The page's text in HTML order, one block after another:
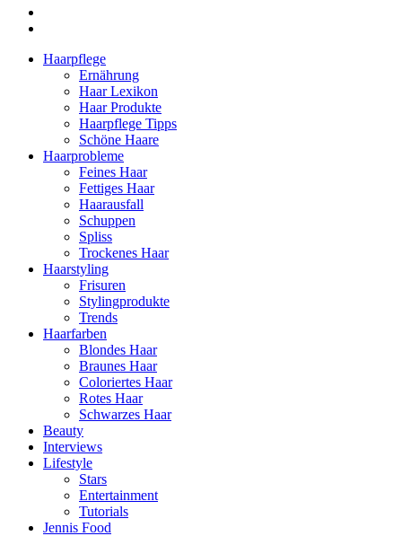
Haarpflege
Ernährung
Haar Lexikon
Haar Produkte
Haarpflege Tipps
Schöne Haare
Haarprobleme
Feines Haar
Fettiges Haar
Haarausfall
Schuppen
Spliss
Trockenes Haar
Haarstyling
Frisuren
Stylingprodukte
Trends
Haarfarben
Blondes Haar
Braunes Haar
Coloriertes Haar
Rotes Haar
Schwarzes Haar
Beauty
Interviews
Lifestyle
Stars
Entertainment
Tutorials
Jennis Food